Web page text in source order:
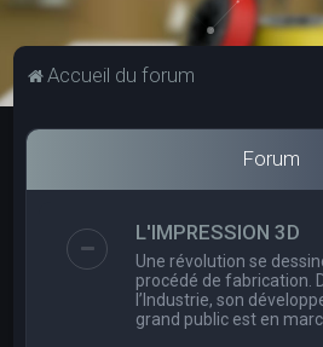
Accueil du forum
Forum
L'IMPRESSION 3D
Une révolution se
procédé de fabrication.
l’Industrie, son
grand public est en